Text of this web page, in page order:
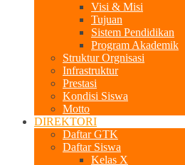
Visi & Misi
Tujuan
Sistem Pendidikan
Program Akademik
Struktur Orgnisasi
Infrastruktur
Prestasi
Kondisi Siswa
Motto
DIREKTORI
Daftar GTK
Daftar Siswa
Kelas X